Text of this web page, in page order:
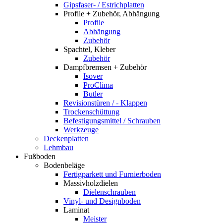
Gipsfaser- / Estrichplatten
Profile + Zubehör, Abhängung
Profile
Abhängung
Zubehör
Spachtel, Kleber
Zubehör
Dampfbremsen + Zubehör
Isover
ProClima
Butler
Revisionstüren / - Klappen
Trockenschüttung
Befestigungsmittel / Schrauben
Werkzeuge
Deckenplatten
Lehmbau
Fußboden
Bodenbeläge
Fertigparkett und Furnierboden
Massivholzdielen
Dielenschrauben
Vinyl- und Designboden
Laminat
Meister